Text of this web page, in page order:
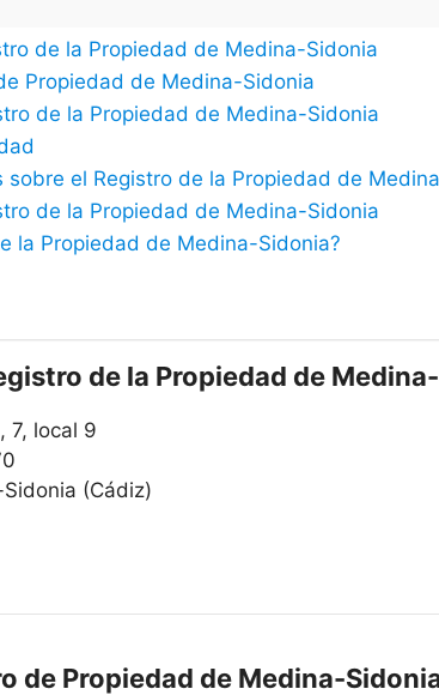
de la Propiedad de Medina-Sidonia
Propiedad de Medina-Sidonia
de la Propiedad de Medina-Sidonia
sobre el Registro de la Propiedad de
de la Propiedad de Medina-Sidonia
la Propiedad de Medina-Sidonia?
de la Propiedad de
7, local 9
(Cádiz)
de Propiedad de Medina-